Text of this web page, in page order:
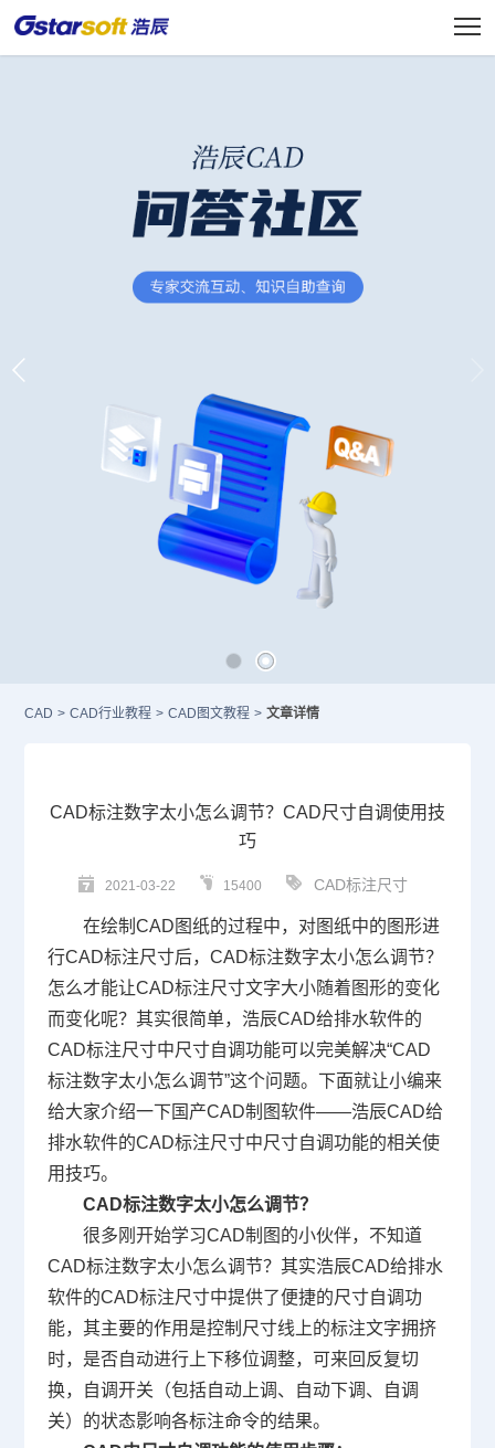
CAD > CAD行业教程 > CAD图文教程 > 文章详情
CAD标注数字太小怎么调节？CAD尺寸自调使用技
巧
2021-03-22 15400 CAD标注尺寸
在绘制 CAD 图纸的过程中，对图纸中的图形进
行CAD标注尺寸后， CAD标注数字太小怎么调节？
怎么才能让CAD标注尺寸文字大小随着图形的变化
而变化呢？其实很简单，浩辰CAD给排水软件的
CAD标注尺寸中尺寸自调功能可以完美解决“CAD
标注数字太小怎么调节”这个问题。下面就让小编来
给大家介绍一下 国产CAD制图软件——浩辰CAD给
排水软件的CAD标注尺寸中尺寸自调功能的相关使
用技巧。
CAD标注数字太小怎么调节？
很多刚开始学习CAD制图 的小伙伴，不知道
CAD标注数字太小怎么调节？其实浩辰CAD给排水
软件的CAD标注尺寸中提供了便捷的尺寸自调功
能，其主要的作用是控制尺寸线上的标注文字拥挤
时，是否自动进行上下移位调整，可来回反复切
换，自调开关（包括自动上调、自动下调、自调
关）的状态影响各标注命令的结果。